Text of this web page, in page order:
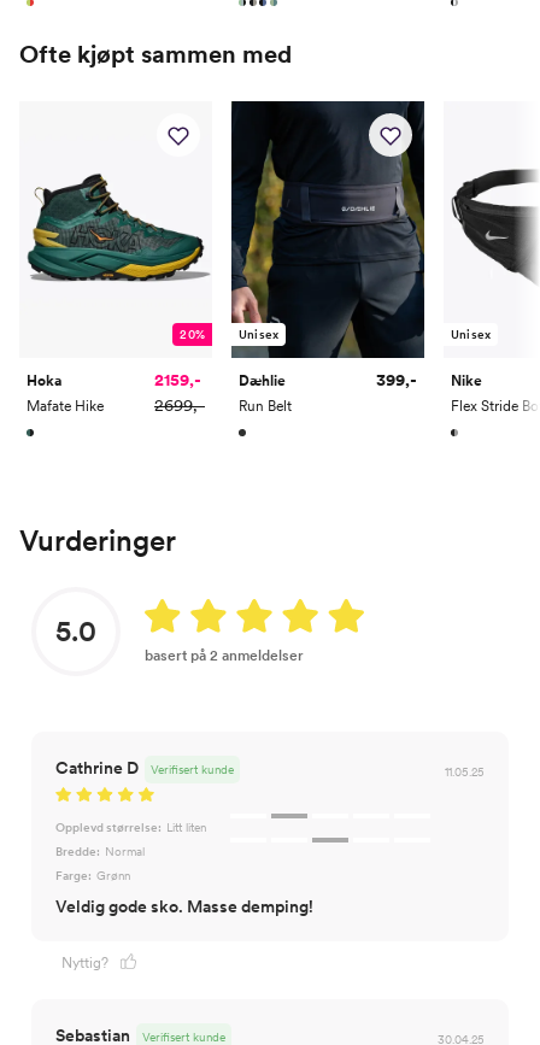
Ofte kjøpt sammen med
20%
Hoka
Mafate Hike
2159,-
2699,-
Unisex
Dæhlie
Run Belt
399,-
Unisex
Nike
Vurderinger
5.0
basert på 2 anmeldelser
Cathrine D 11.05.25
Verifisert kunde
Opplevd størrelse: Litt liten
Bredde: Normal
Farge: Grønn
Veldig gode sko. Masse demping!
Nyttig?
Sebastian 30.04.25
Verifisert kunde